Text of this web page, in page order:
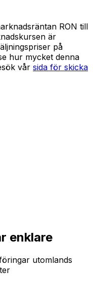
RON till
är
på
hur mycket denna
vår sida för skicka
enklare
utomlands